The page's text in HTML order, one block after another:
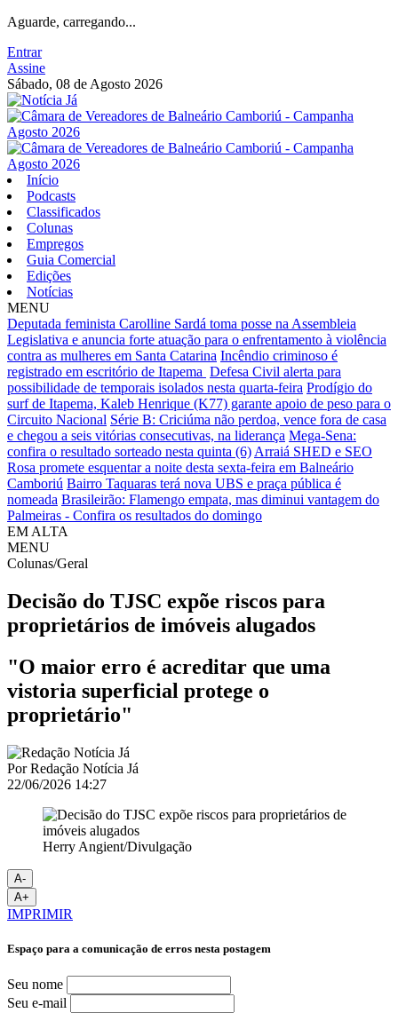
Aguarde, carregando...
Entrar
Assine
Sábado, 08 de Agosto 2026
Início
Podcasts
Classificados
Colunas
Empregos
Guia Comercial
Edições
Notícias
MENU
Deputada feminista Carolline Sardá toma posse na Assembleia
Legislativa e anuncia forte atuação para o enfrentamento à violência
contra as mulheres em Santa Catarina Incêndio criminoso é
registrado em escritório de Itapema Defesa Civil alerta para
possibilidade de temporais isolados nesta quarta-feira Prodígio do
surf de Itapema, Kaleb Henrique (K77) garante apoio de peso para o
Circuito Nacional Série B: Criciúma não perdoa, vence fora de casa
e chegou a seis vitórias consecutivas, na liderança Mega-Sena:
confira o resultado sorteado nesta quinta (6) Arraiá SHED e SEO
Rosa promete esquentar a noite desta sexta-feira em Balneário
Camboriú Bairro Taquaras terá nova UBS e praça pública é
nomeada Brasileirão: Flamengo empata, mas diminui vantagem do
Palmeiras - Confira os resultados do domingo
EM ALTA
MENU
Colunas/Geral
Decisão do TJSC expõe riscos para
proprietários de imóveis alugados
"O maior erro é acreditar que uma
vistoria superficial protege o
proprietário"
PorRedação Notícia Já
22/06/2026 14:27
Herry Angient/Divulgação
A-
A+
IMPRIMIR
Espaço para a comunicação de erros nesta postagem
Seu nome
Seu e-mail